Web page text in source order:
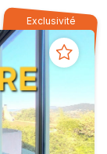
Exclusivité